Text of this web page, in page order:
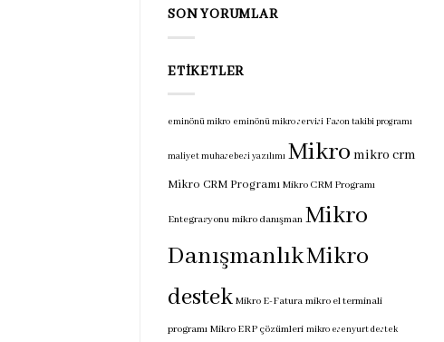
için
SON YORUMLAR
ETIKETLER
eminönü mikro eminönü mikro servisi Fason takibi programı
maliyet muhasebesi yazılımı Mikro mikro crm
Mikro CRM Programı Mikro CRM Programı
Entegrasyonu mikro danışman Mikro
DanışmanlıkMikro
destek Mikro E-Fatura mikro el terminali
programı Mikro ERP çözümleri mikro esenyurt destek